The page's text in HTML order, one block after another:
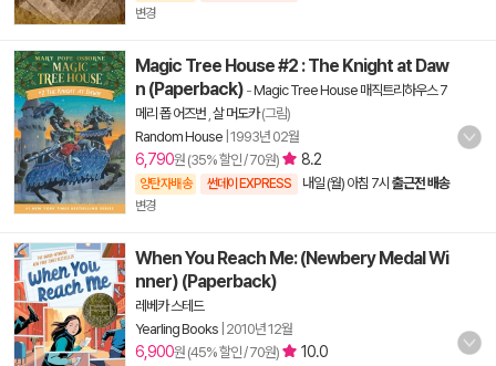
변경
Magic Tree House #2 : The Knight at Daw
n (Paperback) -Magic Tree House 매직트리하우스 7
메리 폽 어즈번 살 머도카(그림)
Random House 1993년 02월
6,790원 (35% 할인 / 70원) 8.2
양탄자배송 썬데이 EXPRESS 내일 (월) 아침 7시 출근전 배송
변경
When You Reach Me: (Newbery Medal Wi
nner) (Paperback)
레베카 스테드
Yearling Books 2010년 12월
6,900원 (45% 할인 / 70원) 10.0